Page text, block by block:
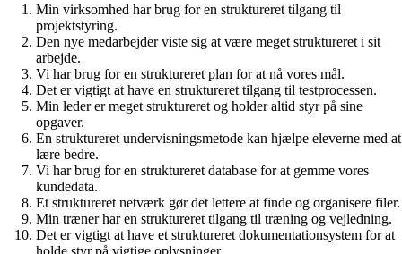
Min virksomhed har brug for en struktureret tilgang til
projektstyring.
Den nye medarbejder viste sig at være meget struktureret i sit
arbejde.
Vi har brug for en struktureret plan for at nå vores mål.
Det er vigtigt at have en struktureret tilgang til testprocessen.
Min leder er meget struktureret og holder altid styr på sine
opgaver.
En struktureret undervisningsmetode kan hjælpe eleverne med at
lære bedre.
Vi har brug for en struktureret database for at gemme vores
kundedata.
Et struktureret netværk gør det lettere at finde og organisere filer.
Min træner har en struktureret tilgang til træning og vejledning.
Det er vigtigt at have et struktureret dokumentationsystem for at
holde styr på vigtige oplysninger.